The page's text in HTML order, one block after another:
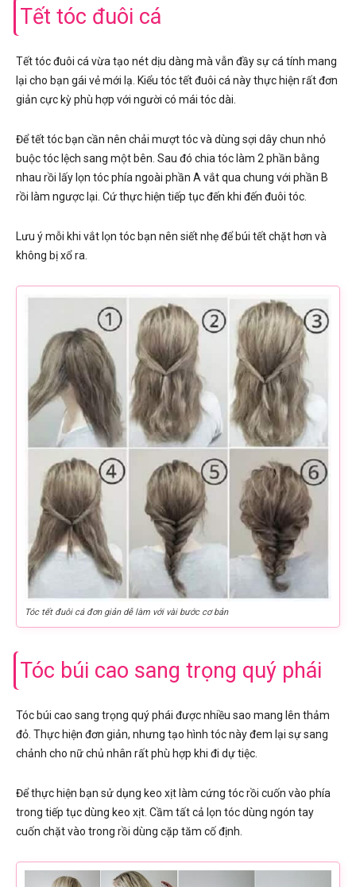
Tết tóc đuôi cá
Tết tóc đuôi cá vừa tạo nét dịu dàng mà vẫn đầy sự cá tính mang
lại cho bạn gái vẻ mới lạ. Kiểu tóc tết đuôi cá này thực hiện rất đơn
giản cực kỳ phù hợp với người có mái tóc dài.
Để tết tóc bạn cần nên chải mượt tóc và dùng sợi dây chun nhỏ
buộc tóc lệch sang một bên. Sau đó chia tóc làm 2 phần bằng
nhau rồi lấy lọn tóc phía ngoài phần A vắt qua chung với phần B
rồi làm ngược lại. Cứ thực hiện tiếp tục đến khi đến đuôi tóc.
Lưu ý mỗi khi vắt lọn tóc bạn nên siết nhẹ để búi tết chặt hơn và
không bị xổ ra.
Tóc tết đuôi cá đơn giản dễ làm với vài bước cơ bản
Tóc búi cao sang trọng quý phái
Tóc búi cao sang trọng quý phái được nhiều sao mang lên thảm
đỏ. Thực hiện đơn giản, nhưng tạo hình tóc này đem lại sự sang
chảnh cho nữ chủ nhân rất phù hợp khi đi dự tiệc.
Để thực hiện bạn sử dụng keo xịt làm cứng tóc rồi cuốn vào phía
trong tiếp tục dùng keo xịt. Cầm tất cả lọn tóc dùng ngón tay
cuốn chặt vào trong rồi dùng cặp tăm cố định.